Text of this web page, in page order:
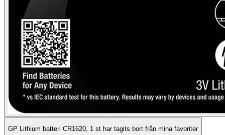
GP Lithium batteri CR1620, 1 st har tagits bort från mina favoriter